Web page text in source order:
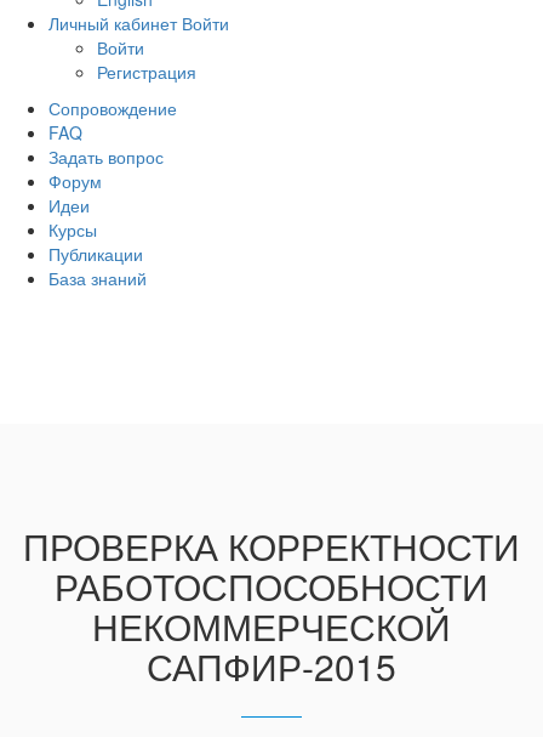
Личный кабинет Войти
Войти
Регистрация
Сопровождение
FAQ
Задать вопрос
Форум
Идеи
Курсы
Публикации
База знаний
ПРОВЕРКА КОРРЕКТНОСТИ
РАБОТОСПОСОБНОСТИ
НЕКОММЕРЧЕСКОЙ
САПФИР-2015